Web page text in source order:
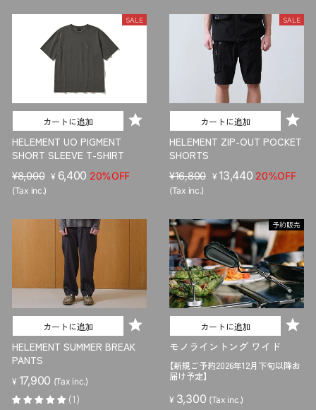
格
価
格
SALE
カートに追加
HELEMENT UO PIGMENT
SHORT SLEEVE T-SHIRT
販
売
格
¥8,000 セ
価
格
¥ 6,400 20%OFF
(Tax inc.)
SALE
カートに追加
HELEMENT ZIP-OUT POCKET
SHORTS
販
売
格
¥16,800 セ
価
格
¥ 13,440 20%OFF
(Tax inc.)
カートに追加
HELEMENT SUMMER BREAK
PANTS
¥ 17,900 (Tax inc.)
(1)
予約販売
カートに追加
モノライントング ワイド
【新規ご予約2026年12月下旬以降お
届け予定】
¥ 3,300 (Tax inc.)